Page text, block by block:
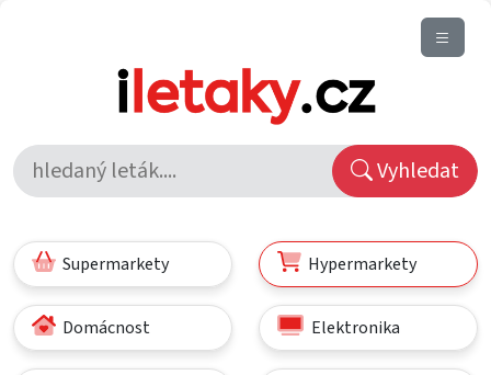
Vyhledat
Supermarkety Hypermarkety
Domácnost Elektronika